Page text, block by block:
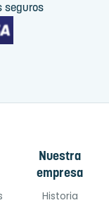
seguros
Nuestra
empresa
Historia